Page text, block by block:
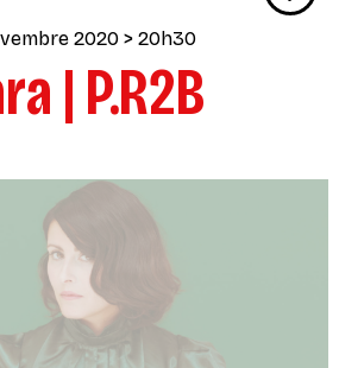
2020 > 20h30
| P.R2B